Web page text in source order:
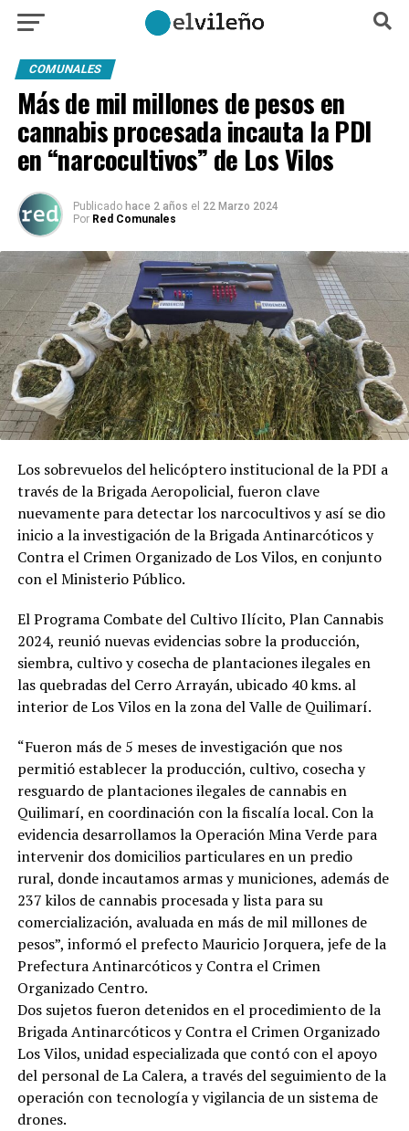
COMUNALES
Más de mil millones de pesos en
cannabis procesada incauta la PDI
en “narcocultivos” de Los Vilos
Publicado hace 2 años el 22 Marzo 2024
Por Red Comunales
Los sobrevuelos del helicóptero institucional de la PDI a
través de la Brigada Aeropolicial, fueron clave
nuevamente para detectar los narcocultivos y así se dio
inicio a la investigación de la Brigada Antinarcóticos y
Contra el Crimen Organizado de Los Vilos, en conjunto
con el Ministerio Público.
El Programa Combate del Cultivo Ilícito, Plan Cannabis
2024, reunió nuevas evidencias sobre la producción,
siembra, cultivo y cosecha de plantaciones ilegales en
las quebradas del Cerro Arrayán, ubicado 40 kms. al
interior de Los Vilos en la zona del Valle de Quilimarí.
“Fueron más de 5 meses de investigación que nos
permitió establecer la producción, cultivo, cosecha y
resguardo de plantaciones ilegales de cannabis en
Quilimarí, en coordinación con la fiscalía local. Con la
evidencia desarrollamos la Operación Mina Verde para
intervenir dos domicilios particulares en un predio
rural, donde incautamos armas y municiones, además de
237 kilos de cannabis procesada y lista para su
comercialización, avaluada en más de mil millones de
pesos”, informó el prefecto Mauricio Jorquera, jefe de la
Prefectura Antinarcóticos y Contra el Crimen
Organizado Centro.
Dos sujetos fueron detenidos en el procedimiento de la
Brigada Antinarcóticos y Contra el Crimen Organizado
Los Vilos, unidad especializada que contó con el apoyo
del personal de La Calera, a través del seguimiento de la
operación con tecnología y vigilancia de un sistema de
drones.